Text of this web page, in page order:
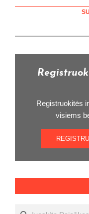
Registruokitės
visiems
Ieškoti